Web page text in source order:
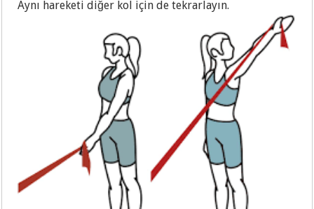
Aynı hareketi diğer kol için de tekrarlayın.